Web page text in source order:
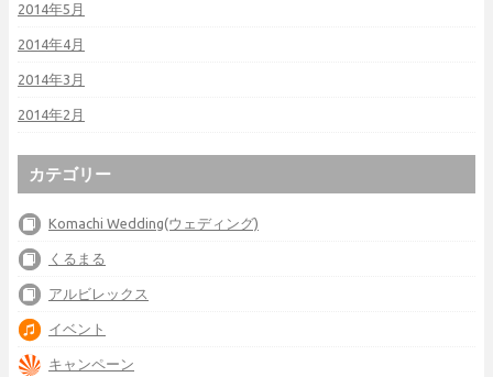
2014年5月
2014年4月
2014年3月
2014年2月
カテゴリー
Komachi Wedding(ウェディング)
くるまる
アルビレックス
イベント
キャンペーン